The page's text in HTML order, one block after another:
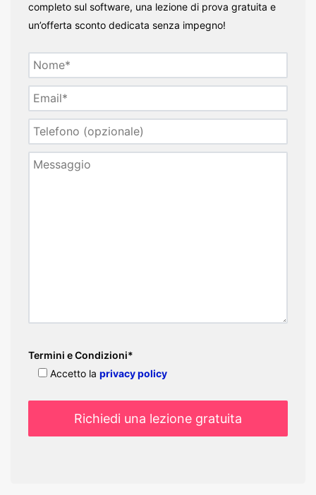
completo sul software, una lezione di prova gratuita e
un’offerta sconto dedicata senza impegno!
Termini e Condizioni*
Accetto la privacy policy